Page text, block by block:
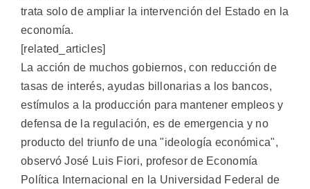
trata solo de ampliar la intervención del Estado en la
economía.
[related_articles]
La acción de muchos gobiernos, con reducción de
tasas de interés, ayudas billonarias a los bancos,
estímulos a la producción para mantener empleos y
defensa de la regulación, es de emergencia y no
producto del triunfo de una "ideología económica",
observó José Luis Fiori, profesor de Economía
Política Internacional en la Universidad Federal de